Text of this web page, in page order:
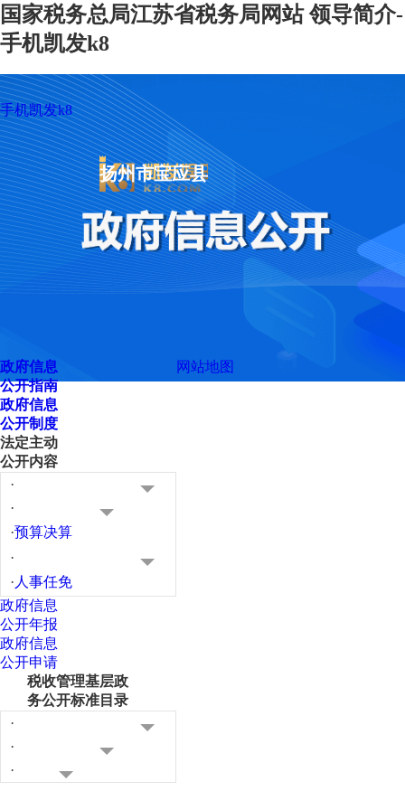
国家税务总局江苏省税务局网站 领导简介-
手机凯发k8
手机凯发k8
扬州市宝应县
政府信息
公开指南
政府信息
公开制度
法定主动
公开内容
·
·
·预算决算
·
· 人事任免
政府信息
公开年报
政府信息
公开申请
税收管理基层政
务公开标准目录
·
·
·
网站地图